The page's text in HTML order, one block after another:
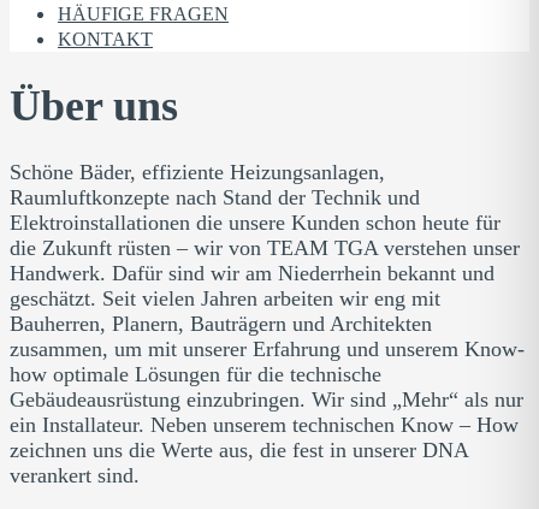
HÄUFIGE FRAGEN
KONTAKT
Über uns
Schöne Bäder, effiziente Heizungsanlagen,
Raumluftkonzepte nach Stand der Technik und
Elektroinstallationen die unsere Kunden schon heute für
die Zukunft rüsten – wir von TEAM TGA verstehen unser
Handwerk. Dafür sind wir am Niederrhein bekannt und
geschätzt. Seit vielen Jahren arbeiten wir eng mit
Bauherren, Planern, Bauträgern und Architekten
zusammen, um mit unserer Erfahrung und unserem Know-
how optimale Lösungen für die technische
Gebäudeausrüstung einzubringen. Wir sind „Mehr“ als nur
ein Installateur. Neben unserem technischen Know – How
zeichnen uns die Werte aus, die fest in unserer DNA
verankert sind.